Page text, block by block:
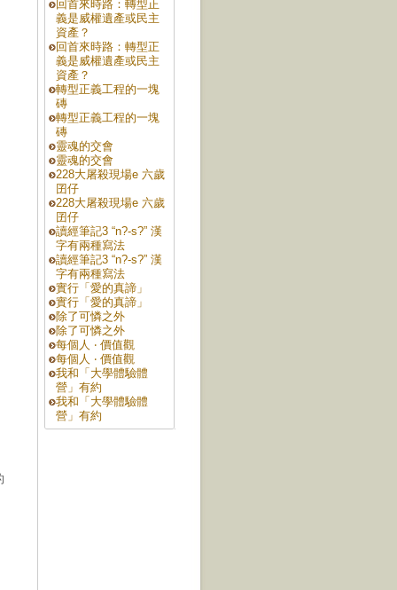
回首來時路：轉型正
義是威權遺產或民主
資產？
回首來時路：轉型正
義是威權遺產或民主
資產？
轉型正義工程的一塊
磚
轉型正義工程的一塊
磚
靈魂的交會
靈魂的交會
228大屠殺現場e 六歲
囝仔
228大屠殺現場e 六歲
囝仔
讀經筆記3 “n?-s?” 漢
字有兩種寫法
讀經筆記3 “n?-s?” 漢
字有兩種寫法
實行「愛的真諦」
實行「愛的真諦」
除了可憐之外
除了可憐之外
每個人 ‧ 價值觀
每個人 ‧ 價值觀
我和「大學體驗體
營」有約
我和「大學體驗體
營」有約